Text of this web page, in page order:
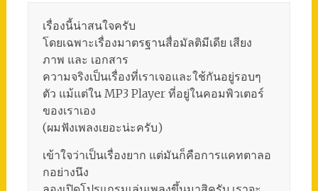
เรื่องนี้น่าสนใจครับ
โดยเฉพาะเรื่องมาตรฐานสื่อมัลติมีเดีย เสียง
ภาพ และ เอกสาร
ความจริงเป็นเรื่องที่เราเจอและใช้กันอยู่รอบๆ
ตัว แม้แต่ใน MP3 Player ที่อยู่ในคอมพิวเตอร์
ของเราเอง
(ผมฟังเพลงเยอะน่ะครับ)
เข้าใจว่าเป็นเรื่องยาก แต่มันก็คือการแคทตาลอ
กอย่างนึง